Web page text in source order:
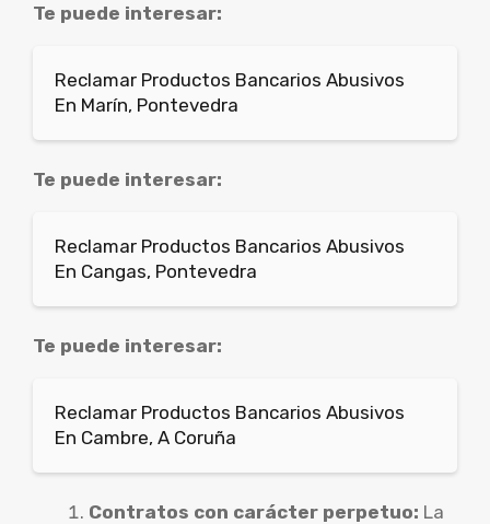
Te puede interesar:
Reclamar Productos Bancarios Abusivos
En Marín, Pontevedra
Te puede interesar:
Reclamar Productos Bancarios Abusivos
En Cangas, Pontevedra
Te puede interesar:
Reclamar Productos Bancarios Abusivos
En Cambre, A Coruña
Contratos con carácter perpetuo: La